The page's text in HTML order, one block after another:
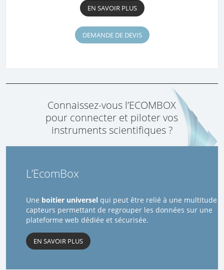
EN SAVOIR PLUS
DEMANDE DE DEVIS
Connaissez-vous l’ECOMBOX
pour connecter et piloter vos
instruments scientifiques ?
L’EcomBox
Une boitier universel qui peut être relié à une multitude
capteurs permettant de regrouper les données sur une
plateforme web dédiée et sécurisée.
EN SAVOIR PLUS